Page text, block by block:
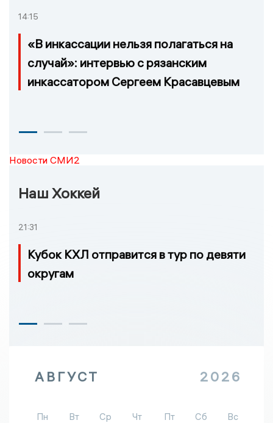
14:15
«В инкассации нельзя полагаться на
случай»: интервью с рязанским
инкассатором Сергеем Красавцевым
Новости СМИ2
Наш Хоккей
21:31
Кубок КХЛ отправится в тур по девяти
округам
АВГУСТ 2026
Пн Вт Ср Чт Пт Сб
Вс